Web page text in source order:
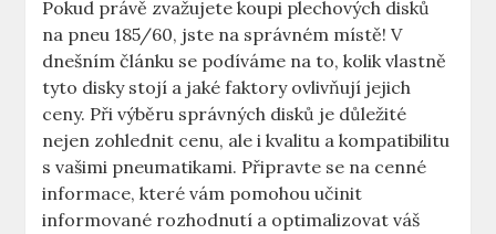
Pokud právě zvažujete koupi plechových disků
⁢na pneu 185/60, jste⁣ na správném ‍místě! V
dnešním článku se podíváme⁤ na to, kolik vlastně
tyto disky stojí a‍ jaké faktory ovlivňují jejich
ceny. Při výběru správných disků je důležité
nejen zohlednit cenu, ale i kvalitu a kompatibilitu
s vašimi pneumatikami. Připravte ⁣se na cenné
informace, které⁢ vám pomohou učinit​
informované rozhodnutí a optimalizovat váš